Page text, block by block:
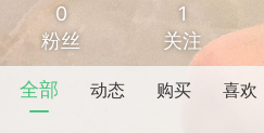
0
粉丝
1
关注
全部 动态 购买 喜欢